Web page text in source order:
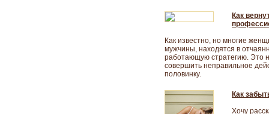
Как
Как известно, но многие
мужчины, находятся в
работающую стратегию. Это
совершить неправильное
половинку.
Как
Хочу